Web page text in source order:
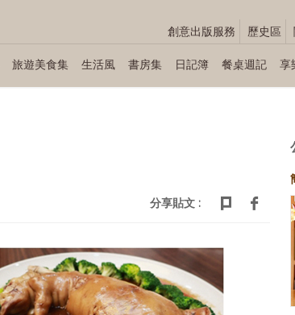
創意出版服務 歷史區
旅遊美食集 生活風 書房集 日記簿 餐桌週記 享
分享貼文 :